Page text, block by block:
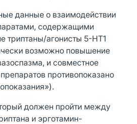
данные о взаимодействии
содержащими
триптаны/агонисты 5-НТ1
возможно повышение
и совместное
противопоказано
должен пройти между
и эрготамин-